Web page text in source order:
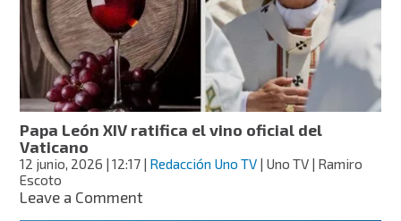
Archivos
Secretos
Vaticanos
Papa León XIV ratifica el vino oficial del
Vaticano
12 junio, 2026 | 12:17 | Redacción Uno TV | Uno TV | Ramiro
Escoto
Leave a Commenton